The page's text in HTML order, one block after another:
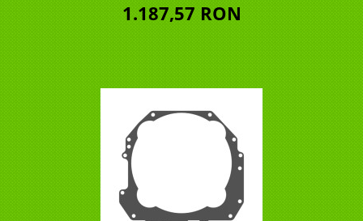
1.187,57 RON